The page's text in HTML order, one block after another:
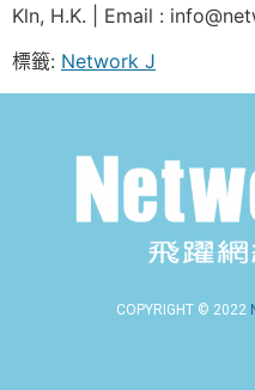
Kln, H.K. | Email :
標籤: Network J
COPYRIGHT © 2022